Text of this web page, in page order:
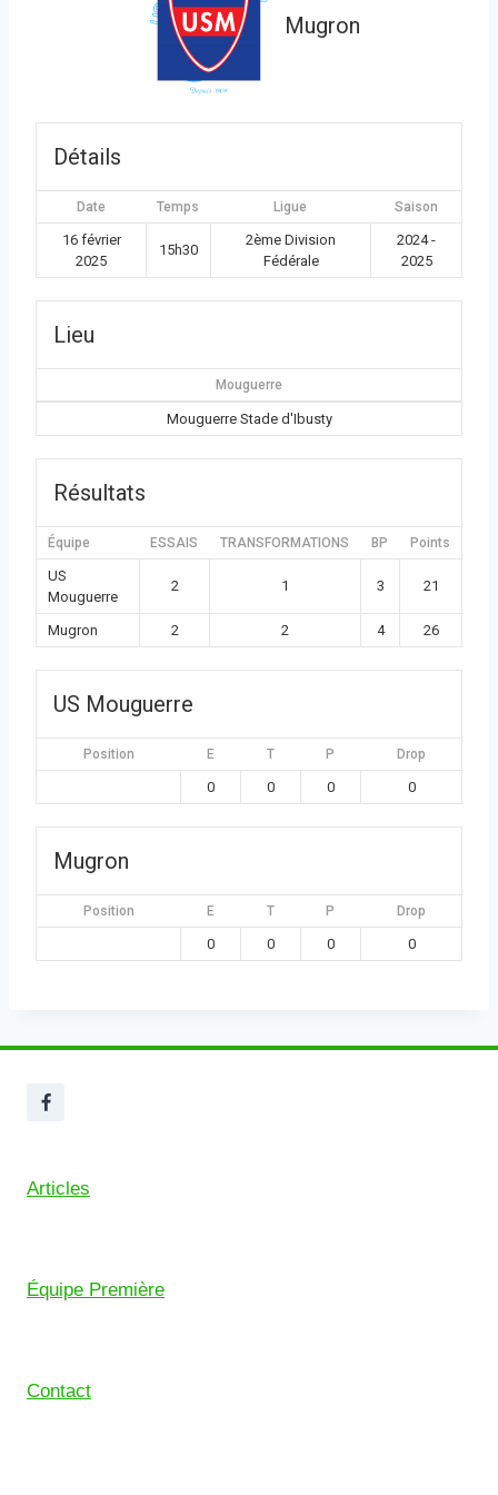
Mugron
Détails
Date Temps Ligue Saison
16 février
2025
15h30
2ème Division
Fédérale
2024 -
2025
Lieu
Mouguerre
Mouguerre Stade d'Ibusty
Résultats
Équipe ESSAIS TRANSFORMATIONS BP Points
US
Mouguerre
2 1 3 21
Mugron 2 2 4 26
US Mouguerre
Position E T P Drop
0 0 0 0
Mugron
Position E T P Drop
0 0 0 0
Articles
Équipe Première
Contact